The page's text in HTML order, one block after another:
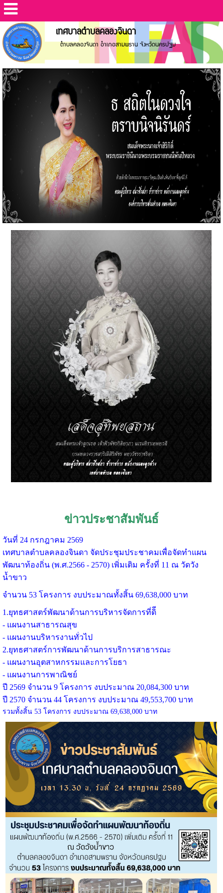
เทศบาลตำบลคลองจินดา
ตำบลคลองจินดา อำเภอสามพราน จังหวัดนครปฐม
ข่าวประชาสัมพันธ์
วันที่ 24 กรกฎาคม 2569
เทศบาลตำบลคลองจินดา จัดประชุมประชาคมเพื่อจัดทำแผน
พัฒนาท้องถิ่น (พ.ศ.2566 - 2570) เพิ่มเติม ครั้งที่ 11 ณ วัดวัง
น้ำขาว
จำนวน 53 โครงการ งบประมาณทั้งสิ้น 69,638,000 บาท
1.ยุทธศาสตร์พัฒนาด้านการบริหารจัดการที่ดิี
- แผนงานสาธารณสุข
- แผนงานบริหารงานทั่วไป
2.ยุทธศาสตร์การพัฒนาด้านการบริการสาธารณะ
- แผนงานอุตสาหกรรมและการโยธา
- แผนงานการพาณิชย์
ปี 2569 จำนวน 9 โครงการ งบประมาณ 20,084,300 บาท
ปี 2570 จำนวน 44 โครงการ งบประมาณ 49,553,700 บาท
รวมทั้งสิ้น 53 โครงการ งบประมาณ 69,638,000 บาท